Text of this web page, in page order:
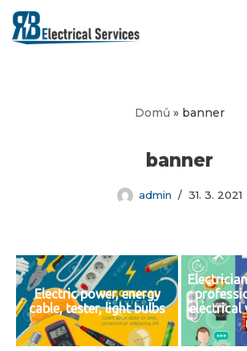
Přeskočit
Domů » banner
banner
admin 31. 3. 2021
Electric power, energy
cable, tester, light bulbs
electrical